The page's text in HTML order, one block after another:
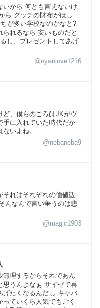
いから 何とも言えないけ
ら グッチの財布がほし
が多い学校なのかなと?
れるなら 安いものだと
し、プレゼントしてあげ
@nyanlove1216
ど、僕らのころはJKがヴ
手に入れていた時代だか
いよね。
@nebaneba9
それはそれぞれの価値観
んなんで言い争うのは悲
@magic1903
理するからそれであん
思うんよなぁ サイゼで喜
げたくなるんだし キャバ
ていくら人気でもごく